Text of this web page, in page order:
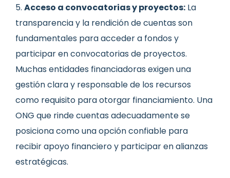
Acceso a convocatorias y proyectos: La
transparencia y la rendición de cuentas son
fundamentales para acceder a fondos y
participar en convocatorias de proyectos.
Muchas entidades financiadoras exigen una
gestión clara y responsable de los recursos
como requisito para otorgar financiamiento. Una
ONG que rinde cuentas adecuadamente se
posiciona como una opción confiable para
recibir apoyo financiero y participar en alianzas
estratégicas.